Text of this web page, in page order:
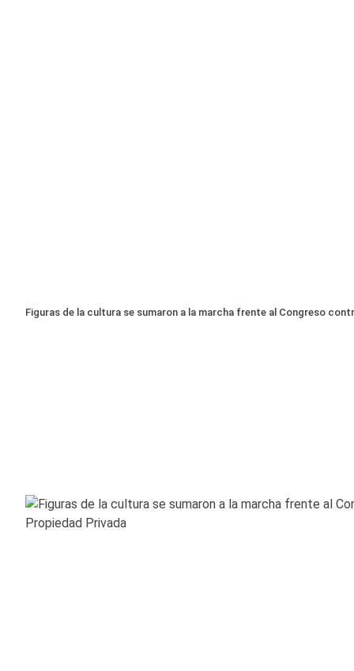
Figuras de la cultura se sumaron a la marcha frente al Congreso